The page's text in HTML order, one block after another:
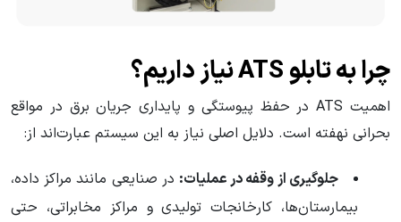
چرا به تابلو ATS نیاز داریم؟
اهمیت ATS در حفظ پیوستگی و پایداری جریان برق در مواقع
بحرانی نهفته است. دلایل اصلی نیاز به این سیستم عبارت‌اند از:
جلوگیری از وقفه در عملیات: در صنایعی مانند مراکز داده،
بیمارستان‌ها، کارخانجات تولیدی و مراکز مخابراتی، حتی